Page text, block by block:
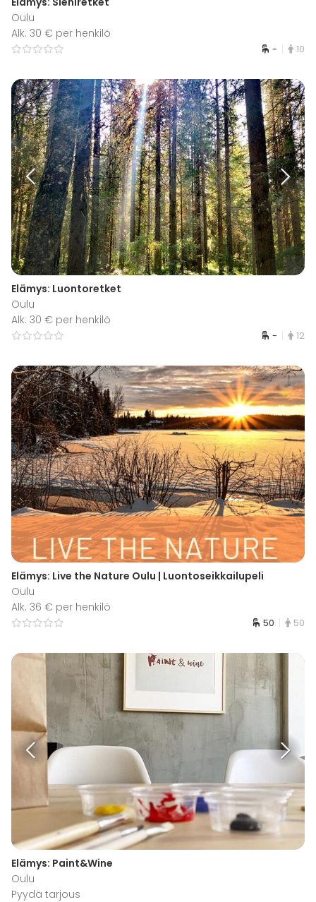
Oulu
Alk. 30 € per henkilö
- 10
Elämys: Luontoretket
Oulu
Alk. 30 € per henkilö
- 12
Elämys: Live the Nature Oulu | Luontoseikkailupeli
Oulu
Alk. 36 € per henkilö
50 50
Elämys: Paint&Wine
Oulu
Pyydä tarjous